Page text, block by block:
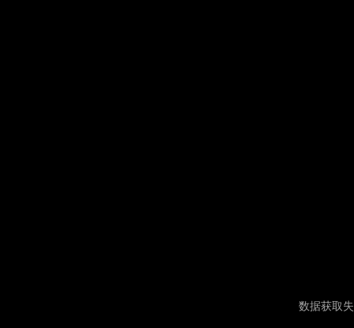
数据获取